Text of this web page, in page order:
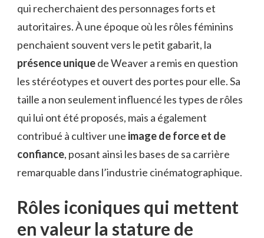
qui recherchaient des personnages forts et
autoritaires. À une époque où les rôles féminins
penchaient souvent vers le petit gabarit, la
présence uniquede Weaver a remis en question
les stéréotypes et ouvert des portes pour elle. Sa
taille a non seulement influencé les types de rôles
qui lui ont été proposés, mais a également
contribué à cultiver une image de force et de
confiance, posant ainsi les bases de sa carrière
remarquable dans l’industrie cinématographique.
Rôles iconiques qui mettent
en valeur la stature de